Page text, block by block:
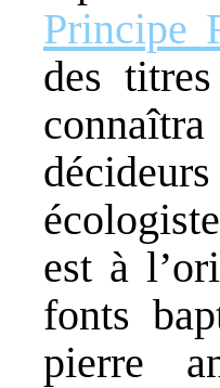
Principe
des
est à
fonts
pierre